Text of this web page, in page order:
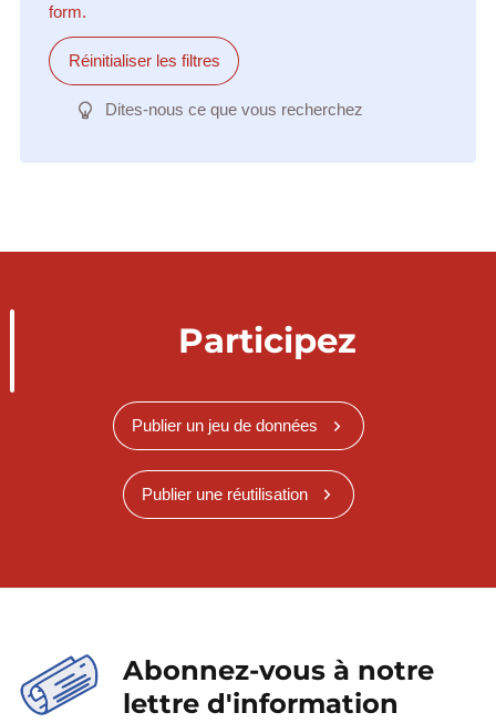
form.
Réinitialiser les filtres
Dites-nous ce que vous recherchez
Participez
Publier un jeu de données
Publier une réutilisation
Abonnez-vous à notre
lettre d'information